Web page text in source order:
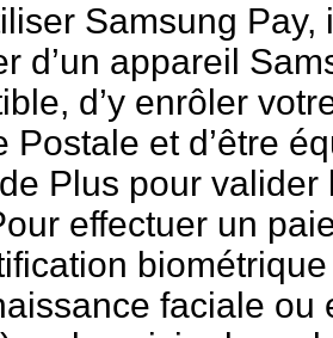
Samsung Pay,
d’un appareil
d’y enrôler
Postale et d’être
Plus pour valider
effectuer un
biométrique
faciale ou